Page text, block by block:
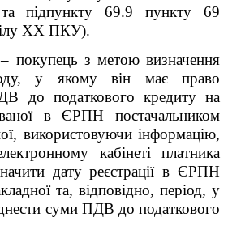
підпункту 69.9 пункту 69
XX ПКУ).
покупець з метою визначення
у якому він має право
до податкового кредиту на
в ЄРПН постачальником
використовуючи інформацію,
кабінеті платника
дату реєстрації в ЄРПН
та, відповідно, період, у
суми ПДВ до податкового